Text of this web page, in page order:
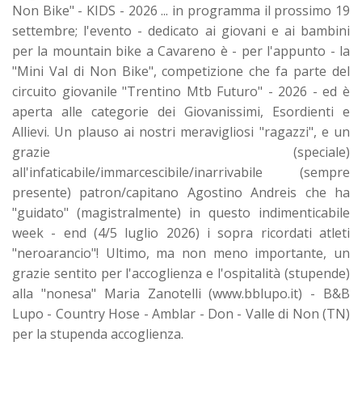
Non Bike" - KIDS - 2026 ... in programma il prossimo 19
settembre; l'evento - dedicato ai giovani e ai bambini
per la mountain bike a Cavareno è - per l'appunto - la
"Mini Val di Non Bike", competizione che fa parte del
circuito giovanile "Trentino Mtb Futuro" - 2026 - ed è
aperta alle categorie dei Giovanissimi, Esordienti e
Allievi. Un plauso ai nostri meravigliosi "ragazzi", e un
grazie (speciale)
all'infaticabile/immarcescibile/inarrivabile (sempre
presente) patron/capitano Agostino Andreis che ha
"guidato" (magistralmente) in questo indimenticabile
week - end (4/5 luglio 2026) i sopra ricordati atleti
"neroarancio"! Ultimo, ma non meno importante, un
grazie sentito per l'accoglienza e l'ospitalità (stupende)
alla "nonesa" Maria Zanotelli (www.bblupo.it) - B&B
Lupo - Country Hose - Amblar - Don - Valle di Non (TN)
per la stupenda accoglienza.